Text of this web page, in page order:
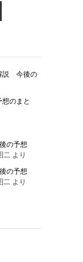
説 今後の
のまと
の予想
二 より
の予想
二 より